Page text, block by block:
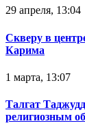
29 апреля, 13:04
Скверу в
Карима
1 марта, 13:07
Талгат
религиозным